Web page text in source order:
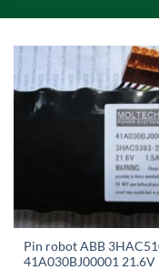
Pin robot ABB
41A030BJ00001 21.6V